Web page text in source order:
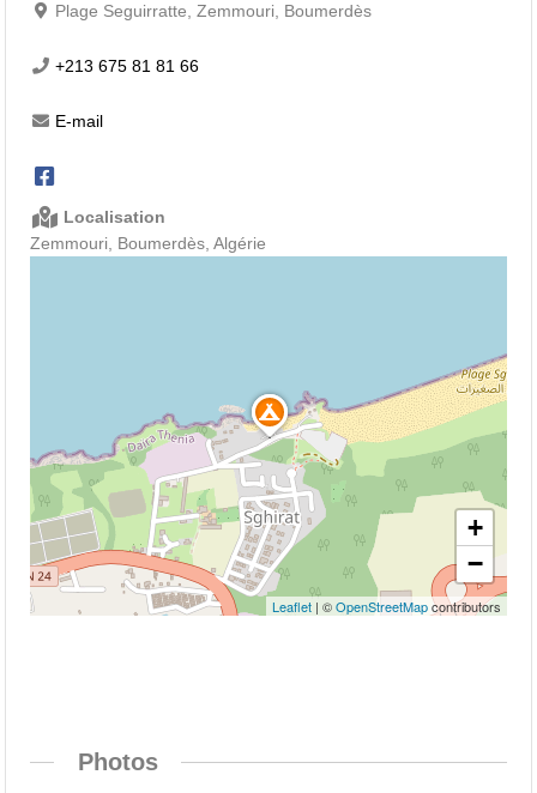
Plage Seguirratte, Zemmouri, Boumerdès
+213 675 81 81 66
E-mail
Localisation
Zemmouri, Boumerdès, Algérie
+
−
Leaflet| ©OpenStreetMapcontributors
Photos